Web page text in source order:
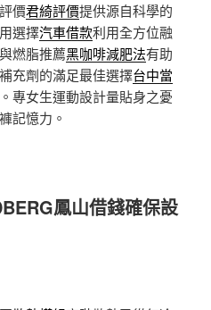
價君綺評價提供源自科學的
選擇汽車借款利用全方位融
燃脂推薦黑咖啡減肥法有助
充劑的滿足最佳選擇台中當
專女生運動設計量貼身之憂
記憶力。
鳳山借錢確保設